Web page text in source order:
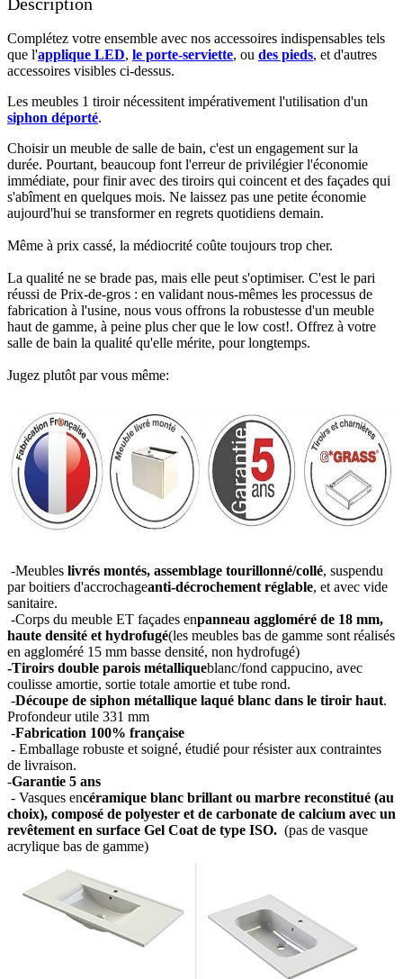
Complétez votre ensemble avec nos accessoires indispensables tels
que l'applique LED, le porte-serviette, ou des pieds, et d'autres
accessoires visibles ci-dessus.​
Les meubles 1 tiroir nécessitent impérativement l'utilisation d'un
siphon déporté.​​
Choisir un meuble de salle de bain, c'est un engagement sur la
durée. Pourtant, beaucoup font l'erreur de privilégier l'économie
immédiate, pour finir avec des tiroirs qui coincent et des façades qui
s'abîment en quelques mois. Ne laissez pas une petite économie
aujourd'hui se transformer en regrets quotidiens demain.
Même à prix cassé, la médiocrité coûte toujours trop cher.
La qualité ne se brade pas, mais elle peut s'optimiser. C'est le pari
réussi de Prix-de-gros : en validant nous-mêmes les processus de
fabrication à l'usine, nous vous offrons la robustesse d'un meuble
haut de gamme, à peine plus cher que le low cost!. Offrez à votre
salle de bain la qualité qu'elle mérite, pour longtemps.
Jugez plutôt par vous même:
-Meubles livrés montés, assemblage tourillonné/collé, suspendu
par boitiers d'accrochageanti-décrochement réglable, et avec vide
sanitaire.
-Corps du meuble ET façades enpanneau aggloméré de 18 mm,
haute densité et hydrofugé(les meubles bas de gamme sont réalisés
en aggloméré 15 mm basse densité, non hydrofugé)
-Tiroirs double parois métalliqueblanc/fond cappucino, avec
coulisse amortie, sortie totale amortie et tube rond.
-Découpe de siphon métallique laqué blanc dans le tiroir haut.
Profondeur utile 331 mm
-Fabrication 100% française
- Emballage robuste et soigné, étudié pour résister aux contraintes
de livraison.
-Garantie 5 ans
- Vasques encéramique blanc brillant ou marbre reconstitué (au
choix), composé de polyester et de carbonate de calcium avec un
revêtement en surface Gel Coat de type ISO. (pas de vasque
acrylique bas de gamme)